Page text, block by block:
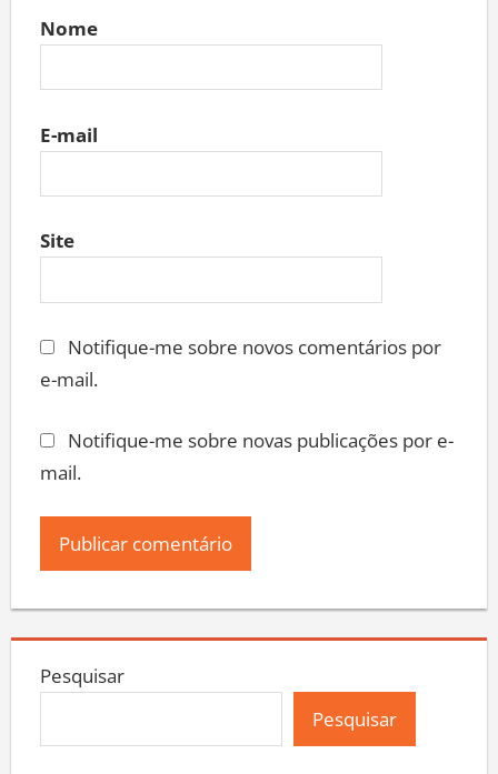
Nome
E-mail
Site
Notifique-me sobre novos comentários por
e-mail.
Notifique-me sobre novas publicações por e-
mail.
Pesquisar
Pesquisar